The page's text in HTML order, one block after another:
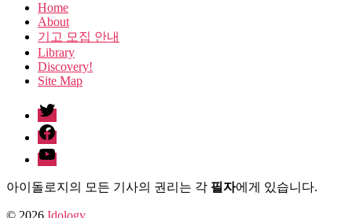
Home
About
기고 모집 안내
Library
Discovery!
Site Map
twitter
facebook
Youtube
아이돌로지의 모든 기사의 권리는 각 필자에게 있습니다.